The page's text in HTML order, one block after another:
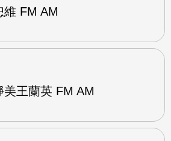
維 FM AM
美王蘭英 FM AM